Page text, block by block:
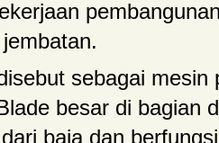
sebagai mesin
besar di bagian
baja dan